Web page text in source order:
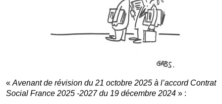
« Avenant de révision du 21 octobre 2025 à l’accord Contrat
Social France 2025 -2027 du 19 décembre 2024» :